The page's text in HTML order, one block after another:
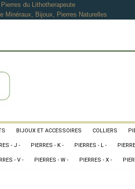
Pierres du Lithotherapeute
Minéraux, Bijoux, Pierres Naturelles
BIJOUX ET ACCESSOIRES COLLIERS
- J - PIERRES - K - PIERRES - L -
- V - PIERRES - W - PIERRES - X -